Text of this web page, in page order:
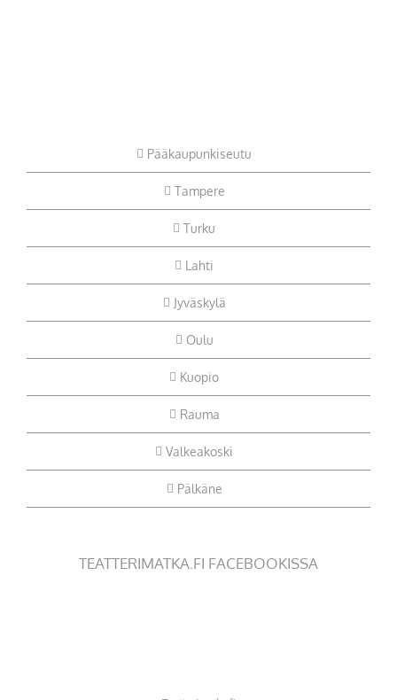
Pääkaupunkiseutu
Tampere
Turku
Lahti
Jyväskylä
Oulu
Kuopio
Rauma
Valkeakoski
Pälkäne
TEATTERIMATKA.FI FACEBOOKISSA